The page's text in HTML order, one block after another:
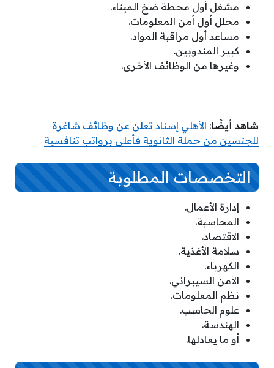
مشغل أول محطة ضخ الميناء.
محلل أول أمن المعلومات.
مساعد أول مراقبة المواد.
كبير المندوبين.
وغيرها من الوظائف الأخرى.
شاهد أيضًا: الأهلي إسناد تعلن عن وظائف شاغرة
للجنسين من حملة الثانوية فأعلى برواتب تنافسية
التخصصات المطلوبة
إدارة الأعمال.
المحاسبة.
الاقتصاد.
سلامة الأغذية.
الكهرباء.
الأمن السيبراني.
نظم المعلومات.
علوم الحاسب.
الهندسة.
أو ما يعادلها.